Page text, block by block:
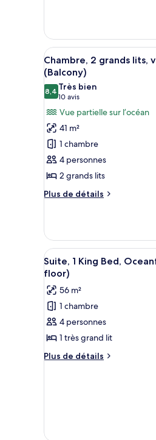
lits,
rez-
de-
chaussée
(Sundeck)
Chambre
Prestige,
2
grands
lits,
rez-
de-
chaussée
(Sundeck)
Afficher
toutes
les
photos
pour
ce
type
de
chambre :
Chambre,
2
vue
partielle
sur
l'océan
(Balcony)
9
Chambre, 2 grands lits,
(Balcony)
8,48,4 sur 10
Très bien
10 avis
(10 avis)
Vue partielle sur l’océan
41 m²
1 chambre
4 personnes
2 grands lits
Plus de détails
Plus
Chambre,
grands
lits,
partielle
sur
l'océan
(Balcony)
Afficher
toutes
les
photos
pour
ce
type
de
Oceanfront
17
Suite, 1 King Bed,
floor)
56 m²
1 chambre
4 personnes
1 très grand lit
Plus de détails
Plus
Bed,